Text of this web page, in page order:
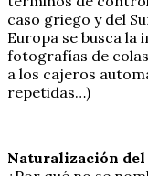
caso griego y del
Europa se busca la
fotografías de
a los cajeros
repetidas…)
Naturalización